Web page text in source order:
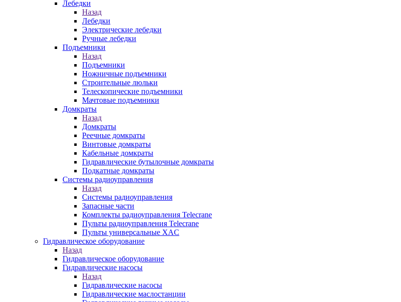
Лебедки
Назад
Лебедки
Электрические лебедки
Ручные лебедки
Подъемники
Назад
Подъемники
Ножничные подъемники
Строительные люльки
Телескопические подъемники
Мачтовые подъемники
Домкраты
Назад
Домкраты
Реечные домкраты
Винтовые домкраты
Кабельные домкраты
Гидравлические бутылочные домкраты
Подкатные домкраты
Системы радиоуправления
Назад
Системы радиоуправления
Запасные части
Комплекты радиоуправления Telecrane
Пульты радиоуправления Telecrane
Пульты универсальные XAC
Гидравлическое оборудование
Назад
Гидравлическое оборудование
Гидравлические насосы
Назад
Гидравлические насосы
Гидравлические маслостанции